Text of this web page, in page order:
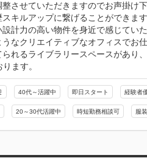
させていただきますのでお声掛け下
キルアップに繋げることができます
計力の高い物件を身近で感じてい
なクリエイティブなオフィスでお
れるライブラリースペースがあり
ます。
40代～活躍中 即日スタート 経験者
20～30代活躍中 時短勤務相談可 服